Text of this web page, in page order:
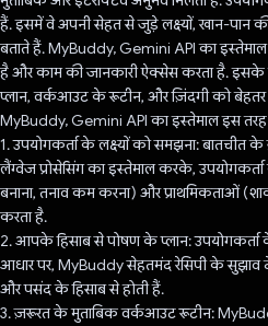
हैं. इसमें वे अपनी सेहत से जुड़े लक्ष्यों, खान-पान
बताते हैं. MyBuddy, Gemini API का
है और काम की जानकारी ऐक्सेस करता है. इसके
प्लान, वर्कआउट के रूटीन, और ज़िंदगी को बेहतर
MyBuddy, Gemini API का इस्तेमाल इस
1. उपयोगकर्ता के लक्ष्यों को समझना:
लैंग्वेज प्रोसेसिंग का इस्तेमाल करके,
बनाना, तनाव कम करना) और प्राथमिकताओं
करता है.
2. आपके हिसाब से पोषण के प्लान:
आधार पर, MyBuddy सेहतमंद रेसिपी के सुझाव
और पसंद के हिसाब से होती हैं.
3. ज़रूरत के मुताबिक वर्कआउट रूटीन: